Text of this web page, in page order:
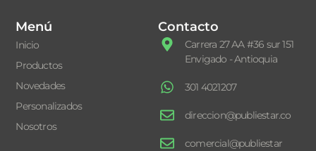
Menú
Inicio
Productos
Novedades
Personalizados
Nosotros
Contacto
Carrera 27 AA #36 sur 151
Envigado - Antioquia
301 4021207
direccion@publiestar.co
comercial@publiestar